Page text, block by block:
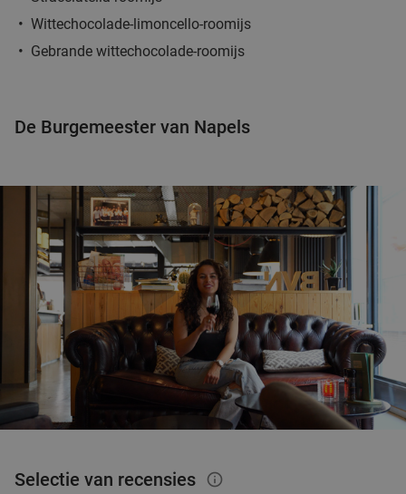
Wittechocolade-limoncello-roomijs
Gebrande wittechocolade-roomijs
De Burgemeester van Napels
Selectie van recensies info_outlined